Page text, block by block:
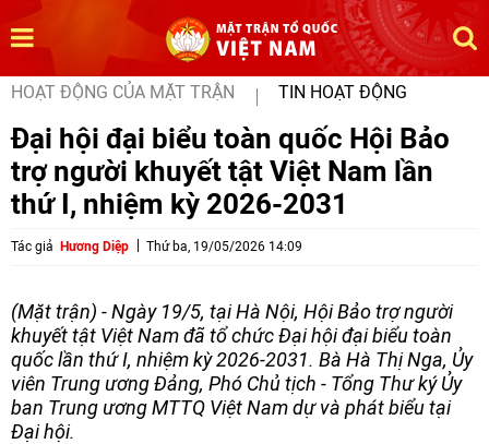
HOẠT ĐỘNG CỦA MẶT TRẬN TIN HOẠT ĐỘNG
Đại hội đại biểu toàn quốc Hội Bảo
trợ người khuyết tật Việt Nam lần
thứ I, nhiệm kỳ 2026-2031
Tác giả Hương Diệp Thứ ba, 19/05/2026 14:09
(Mặt trận) - Ngày 19/5, tại Hà Nội, Hội Bảo trợ người
khuyết tật Việt Nam đã tổ chức Đại hội đại biểu toàn
quốc lần thứ I, nhiệm kỳ 2026-2031. Bà Hà Thị Nga, Ủy
viên Trung ương Đảng, Phó Chủ tịch - Tổng Thư ký Ủy
ban Trung ương MTTQ Việt Nam dự và phát biểu tại
Đại hội.